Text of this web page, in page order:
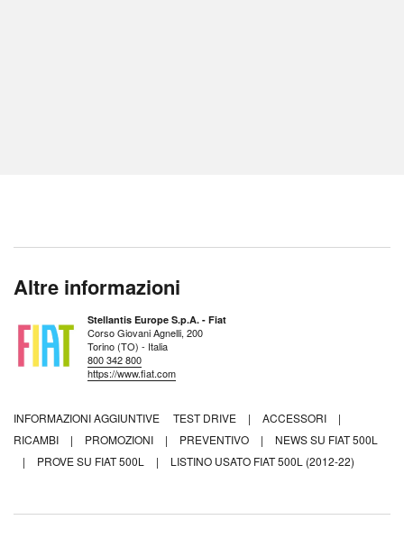
Altre informazioni
Stellantis Europe S.p.A. - Fiat
Corso Giovani Agnelli, 200
Torino (TO) - Italia
800 342 800
https://www.fiat.com
INFORMAZIONI AGGIUNTIVE TEST DRIVE | ACCESSORI
|
RICAMBI
| PROMOZIONI | PREVENTIVO |
NEWS SU FIAT 500L
|
PROVE SU FIAT 500L | LISTINO USATO FIAT 500L (2012-22)